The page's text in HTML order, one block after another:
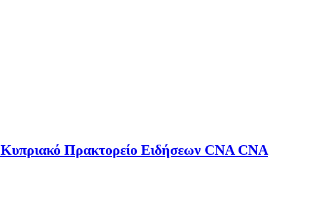
Κυπριακό Πρακτορείο Ειδήσεων CNA CNA